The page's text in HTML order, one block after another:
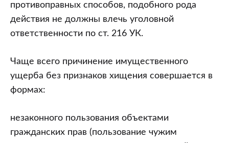
противоправных способов, подобного рода
действия не должны влечь уголовной
ответственности по ст. 216 УК.
Чаще всего причинение имущественного
ущерба без признаков хищения совершается в
формах:
незаконного пользования объектами
гражданских прав (пользование чужим